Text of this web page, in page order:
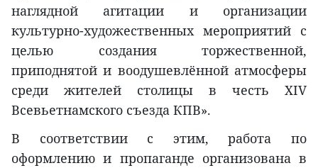
наглядной агитации и организации
культурно-художественных мероприятий с
целью создания торжественной,
приподнятой и воодушевлённой атмосферы
среди жителей столицы в честь XIV
Всевьетнамского съезда КПВ».
В соответствии с этим, работа по
оформлению и пропаганде организована в